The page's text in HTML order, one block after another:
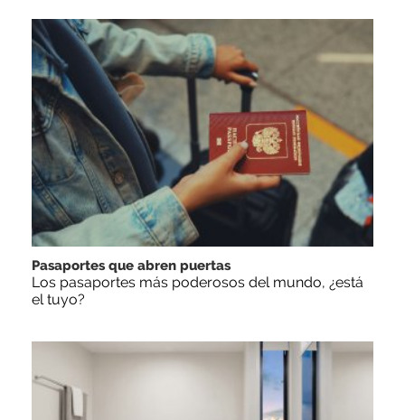
Pasaportes que abren puertas
Los pasaportes más poderosos del mundo, ¿está
el tuyo?